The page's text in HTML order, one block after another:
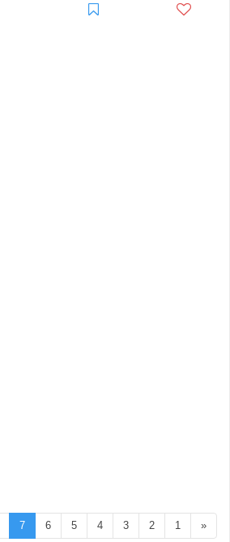
«
1
2
3
4
5
6
7